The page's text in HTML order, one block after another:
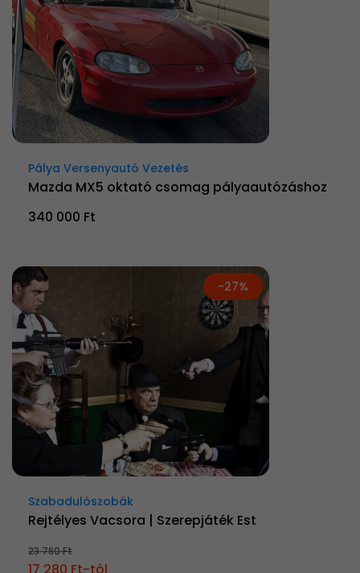
Pálya Versenyautó Vezetés
Mazda MX5 oktató csomag pályaautózáshoz
340 000 Ft
-27%
Szabadulószobák
Rejtélyes Vacsora | Szerepjáték Est
23 780 Ft